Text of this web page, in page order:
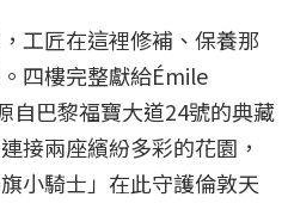
工匠在這裡修補、保養那
四樓完整獻給Émile
自巴黎福寶大道24號的典藏
接兩座繽紛多彩的花園，
小騎士」在此守護倫敦天